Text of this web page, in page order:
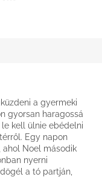
a gyermeki
gyorsan haragossá
kell ülnie ebédelni
Egy napon
ahol Noel második
nyerni
a tó partján,